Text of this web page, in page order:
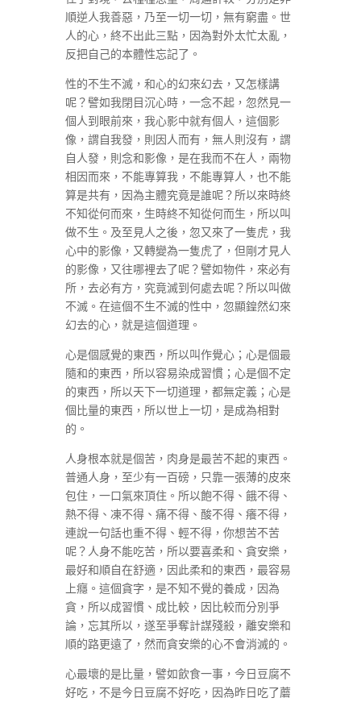
順逆人我善惡，乃至一切一切，無有窮盡。世
人的心，終不出此三點，因為對外太忙太亂，
反把自己的本體性忘記了。
性的不生不滅，和心的幻來幻去，又怎樣講
呢？譬如我閉目沉心時，一念不起，忽然見一
個人到眼前來，我心影中就有個人，這個影
像，謂自我發，則因人而有，無人則沒有，謂
自人發，則念和影像，是在我而不在人，兩物
相因而來，不能專算我，不能專算人，也不能
算是共有，因為主體究竟是誰呢？所以來時終
不知從何而來，生時終不知從何而生，所以叫
做不生。及至見人之後，忽又來了一隻虎，我
心中的影像，又轉變為一隻虎了，但剛才見人
的影像，又往哪裡去了呢？譬如物件，來必有
所，去必有方，究竟滅到何處去呢？所以叫做
不滅。在這個不生不滅的性中，忽顯鍠然幻來
幻去的心，就是這個道理。
心是個感覺的東西，所以叫作覺心；心是個最
隨和的東西，所以容易染成習慣；心是個不定
的東西，所以天下一切道理，都無定義；心是
個比量的東西，所以世上一切，是成為相對
的。
人身根本就是個苦，肉身是最苦不起的東西。
普通人身，至少有一百磅，只靠一張薄的皮來
包住，一口氣來頂住。所以飽不得、餓不得、
熱不得、凍不得、痛不得、酸不得、癢不得，
連說一句話也重不得、輕不得，你想苦不苦
呢？人身不能吃苦，所以要喜柔和、貪安樂，
最好和順自在舒適，因此柔和的東西，最容易
上癮。這個貪字，是不知不覺的養成，因為
貪，所以成習慣、成比較，因比較而分別爭
論，忘其所以，遂至爭奪計謀殘殺，離安樂和
順的路更遠了，然而貪安樂的心不會消滅的。
心最壞的是比量，譬如飲食一事，今日豆腐不
好吃，不是今日豆腐不好吃，因為昨日吃了蘑